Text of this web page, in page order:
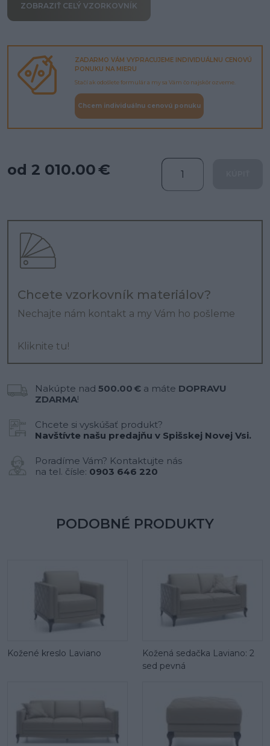
ZOBRAZIŤ CELÝ VZORKOVNÍK
ZADARMO VÁM VYPRACUJEME INDIVIDUÁLNU CENOVÚ
PONUKU NA MIERU
Stačí ak odošlete formulár a my sa Vám čo najskôr ozveme.
Chcem individuálnu cenovú ponuku
od 2 010.00 €
Chcete vzorkovník materiálov?
Nechajte nám kontakt a my Vám ho pošleme
Kliknite tu!
Nakúpte nad 500.00 € a máte DOPRAVU
ZDARMA!
Chcete si vyskúšať produkt?
Navštívte našu predajňu v Spišskej Novej Vsi.
Poradíme Vám? Kontaktujte nás
na tel. čísle: 0903 646 220
PODOBNÉ PRODUKTY
Kožené kreslo Laviano
Kožená sedačka Laviano: 2
sed pevná